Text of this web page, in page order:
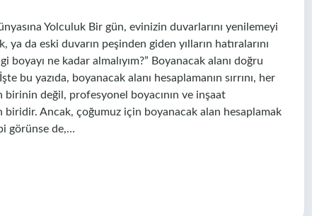
Yolculuk Bir gün, evinizin duvarlarını yenilemeyi
da eski duvarın peşinden giden yılların hatıralarını
ne kadar almalıyım?” Boyanacak alanı doğru
bu yazıda, boyanacak alanı hesaplamanın sırrını, her
değil, profesyonel boyacının ve inşaat
Ancak, çoğumuz için boyanacak alan hesaplamak
görünse de,…